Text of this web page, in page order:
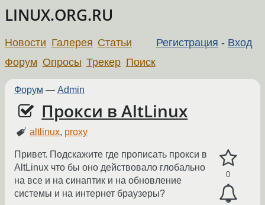
LINUX.ORG.RU
Регистрация - Вход
Новости Галерея Статьи
Форум Опросы Трекер Поиск
Форум — Admin
Прокси в AltLinux
altlinux, proxy
0
Привет. Подскажите где прописать прокси в
AltLinux что бы оно действовало глобально
на все и на синаптик и на обновление
системы и на интернет браузеры?